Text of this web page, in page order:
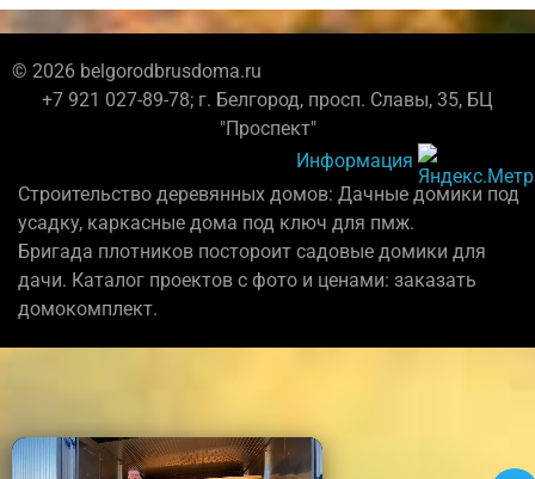
© 2026 belgorodbrusdoma.ru
+7 921 027-89-78; г. Белгород, просп. Славы, 35, БЦ
"Проспект"
Информация
Строительство деревянных домов: Дачные домики под
усадку, каркасные дома под ключ для пмж.
Бригада плотников постороит садовые домики для
дачи. Каталог проектов с фото и ценами: заказать
домокомплект.